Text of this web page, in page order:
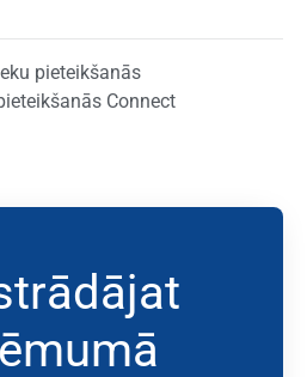
pieteikšanās
Connect